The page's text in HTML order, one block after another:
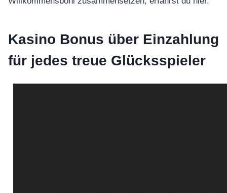
Kasino Bonus über Einzahlung
für jedes treue Glücksspieler